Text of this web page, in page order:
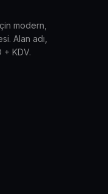
modern,
Alan adı,
+ KDV.